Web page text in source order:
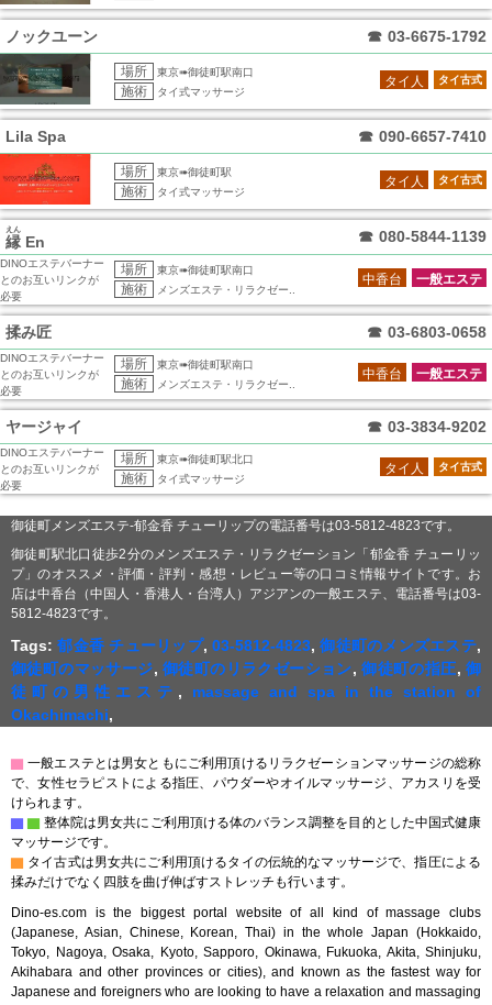
ノックユーン ☎ 03-6675-1792
場所 東京➠御徒町駅南口
施術 タイ式マッサージ
タイ古式
タイ人
Lila Spa ☎ 090-6657-7410
場所 東京➠御徒町駅
施術 タイ式マッサージ
タイ古式
タイ人
縁
えん
En ☎ 080-5844-1139
DINOエステバーナー
とのお互いリンクが
必要
場所 東京➠御徒町駅南口
施術 メンズエステ・リラクゼー..
一般エステ
中香台
揉み匠 ☎ 03-6803-0658
DINOエステバーナー
とのお互いリンクが
必要
場所 東京➠御徒町駅南口
施術 メンズエステ・リラクゼー..
一般エステ
中香台
ヤージャイ ☎ 03-3834-9202
DINOエステバーナー
とのお互いリンクが
必要
場所 東京➠御徒町駅北口
施術 タイ式マッサージ
タイ古式
タイ人
御徒町メンズエステ-郁金香 チューリップの電話番号は03-5812-4823です。
御徒町駅北口徒歩2分のメンズエステ・リラクゼーション「郁金香 チューリッ
プ」のオススメ・評価・評判・感想・レビュー等の口コミ情報サイトです。お
店は中香台（中国人・香港人・台湾人）アジアンの一般エステ、電話番号は03-
5812-4823です。
Tags:郁金香 チューリップ,03-5812-4823,御徒町のメンズエステ,
御徒町のマッサージ,御徒町のリラクゼーション,御徒町の指圧,御
徒町の男性エステ , massage and spa in the station of
Okachimachi,
▇ 一般エステとは男女ともにご利用頂けるリラクゼーションマッサージの総称
で、女性セラピストによる指圧、パウダーやオイルマッサージ、アカスリを受
けられます。
▇ ▇ 整体院は男女共にご利用頂ける体のバランス調整を目的とした中国式健康
マッサージです。
▇ タイ古式は男女共にご利用頂けるタイの伝統的なマッサージで、指圧による
揉みだけでなく四肢を曲げ伸ばすストレッチも行います。
Dino-es.com is the biggest portal website of all kind of massage clubs
(Japanese, Asian, Chinese, Korean, Thai) in the whole Japan (Hokkaido,
Tokyo, Nagoya, Osaka, Kyoto, Sapporo, Okinawa, Fukuoka, Akita, Shinjuku,
Akihabara and other provinces or cities), and known as the fastest way for
Japanese and foreigners who are looking to have a relaxation and massaging